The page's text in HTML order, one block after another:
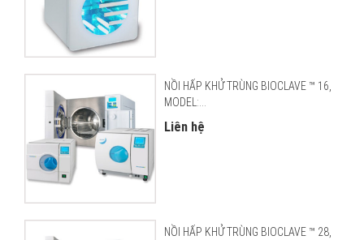
NỒI HẤP KHỬ TRÙNG BIOCLAVE ™ 16,
MODEL:...
Liên hệ
NỒI HẤP KHỬ TRÙNG BIOCLAVE ™ 28,